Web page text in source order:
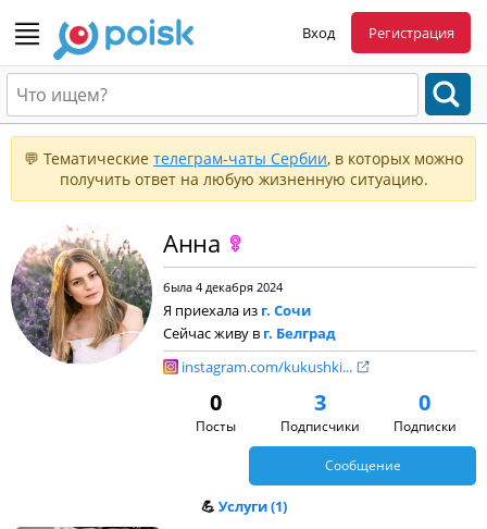
Вход Регистрация
💬 Тематические телеграм-чаты Сербии, в которых можно
получить ответ на любую жизненную ситуацию.
Анна
была 4 декабря 2024
Я приехала из г. Сочи
Сейчас живу в г. Белград
instagram.com/kukushki...
0
Посты
3
Подписчики
0
Подписки
Сообщение
💪 Услуги (1)